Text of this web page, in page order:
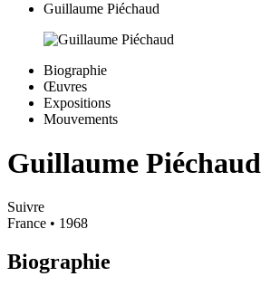
Guillaume Piéchaud
Biographie
Œuvres
Expositions
Mouvements
Guillaume Piéchaud
Suivre
France • 1968
Biographie